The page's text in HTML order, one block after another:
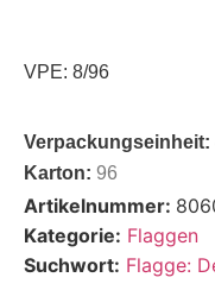
VPE: 8/96
Verpackungseinheit:
Karton: 96
Artikelnummer:
Kategorie: Flaggen
Suchwort: Flagge: